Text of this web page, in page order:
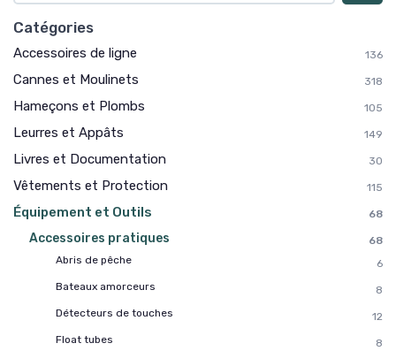
Catégories
Accessoires de ligne 136
Cannes et Moulinets 318
Hameçons et Plombs 105
Leurres et Appâts 149
Livres et Documentation 30
Vêtements et Protection 115
Équipement et Outils 68
Accessoires pratiques
68
Abris de pêche
6
Bateaux amorceurs
8
Détecteurs de touches
12
Float tubes
8